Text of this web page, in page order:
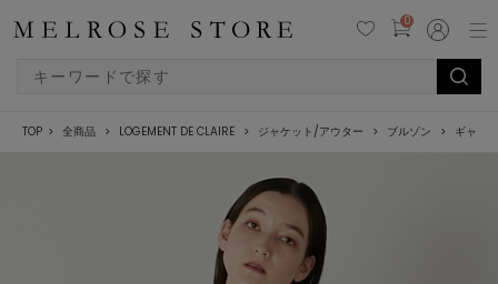
0
TOP 全商品 LOGEMENT DE CLAIRE ジャケット/アウター ブルゾン ギャザ